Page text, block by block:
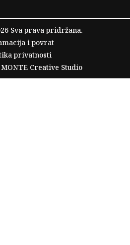
Sva prava pridržana.
i povrat
privatnosti
Creative Studio